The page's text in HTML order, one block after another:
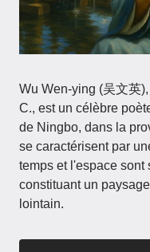
Wu Wen-ying (吴文英
C., est un célèbre
de Ningbo, dans la
se caractérisent par
temps et l'espace sont
constituant un
lointain.